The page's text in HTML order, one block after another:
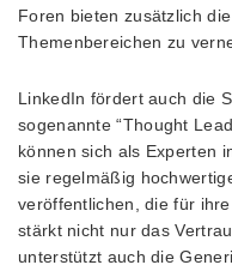
Foren bieten zusätzlich
Themenbereichen zu
LinkedIn fördert auch die
sogenannte “Thought
können sich als Experten
sie regelmäßig
veröffentlichen, die für
stärkt nicht nur das
unterstützt auch die